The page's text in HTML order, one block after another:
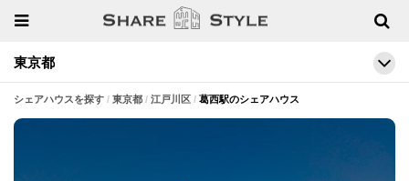
東京都
シェアハウスを探す 東京都 江戸川区 葛西駅のシェアハウス